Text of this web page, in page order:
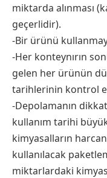
miktarda alınması
geçerlidir).
-Bir ürünü
-Her konteynırın
gelen her ürünün
tarihlerinin kontrol
-Depolamanın
kullanım tarihi
kimyasalların
kullanılacak
miktarlardaki